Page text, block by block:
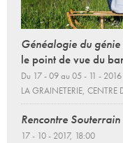
Généalogie du génie
le point de vue du
Du 17 - 09 au 05 - 11 - 2016
LA GRAINETERIE, CENTRE
Rencontre Souterrain
17 - 10 - 2017, 18:00